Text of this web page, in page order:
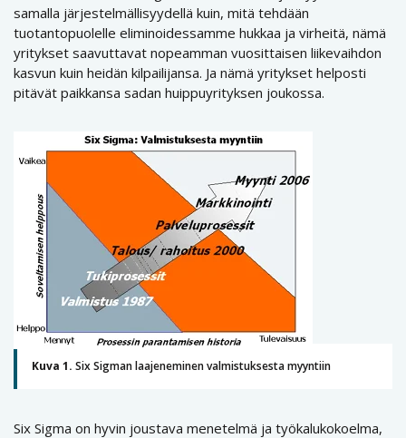
samalla järjestelmällisyydellä kuin, mitä tehdään
tuotantopuolelle eliminoidessamme hukkaa ja virheitä, nämä
yritykset saavuttavat nopeamman vuosittaisen liikevaihdon
kasvun kuin heidän kilpailijansa. Ja nämä yritykset helposti
pitävät paikkansa sadan huippuyrityksen joukossa.
Kuva 1. Six Sigman laajeneminen valmistuksesta myyntiin
Six Sigma on hyvin joustava menetelmä ja työkalukokoelma,